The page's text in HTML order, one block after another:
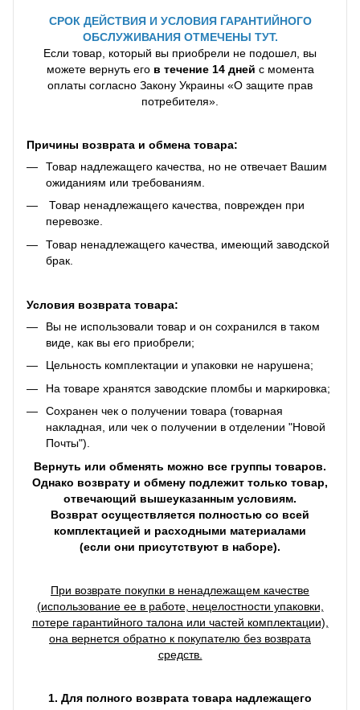
СРОК ДЕЙСТВИЯ И УСЛОВИЯ ГАРАНТИЙНОГО
ОБСЛУЖИВАНИЯ ОТМЕЧЕНЫ ТУТ.
Если товар, который вы приобрели не подошел, вы
можете вернуть его в течение 14 дней с момента
оплаты согласно Закону Украины «О защите прав
потребителя».
Причины возврата и обмена товара:
Товар надлежащего качества, но не отвечает Вашим
ожиданиям или требованиям.
Товар ненадлежащего качества, поврежден при
перевозке.
Товар ненадлежащего качества, имеющий заводской
брак.
Условия возврата товара:
Вы не использовали товар и он сохранился в таком
виде, как вы его приобрели;
Цельность комплектации и упаковки не нарушена;
На товаре хранятся заводские пломбы и маркировка;
Сохранен чек о получении товара (товарная
накладная, или чек о получении в отделении "Новой
Почты").
Вернуть или обменять можно все группы товаров.
Однако возврату и обмену подлежит только товар,
отвечающий вышеуказанным условиям.
Возврат осуществляется полностью со всей
комплектацией и расходными материалами
(если они присутствуют в наборе).
При возврате покупки в ненадлежащем качестве
(использование ее в работе, нецелостности упаковки,
потере гарантийного талона или частей комплектации),
она вернется обратно к покупателю без возврата
средств.
1. Для полного возврата товара надлежащего